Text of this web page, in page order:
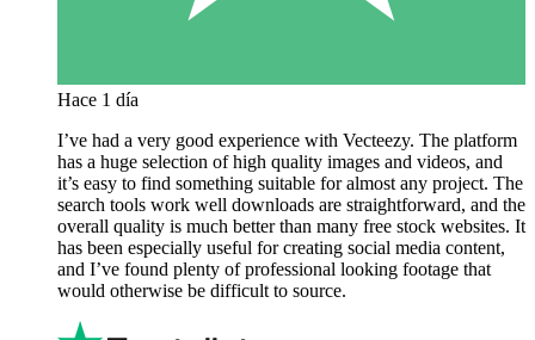
Hace 1 día
I’ve had a very good experience with Vecteezy. The platform
has a huge selection of high quality images and videos, and
it’s easy to find something suitable for almost any project. The
search tools work well downloads are straightforward, and the
overall quality is much better than many free stock websites. It
has been especially useful for creating social media content,
and I’ve found plenty of professional looking footage that
would otherwise be difficult to source.